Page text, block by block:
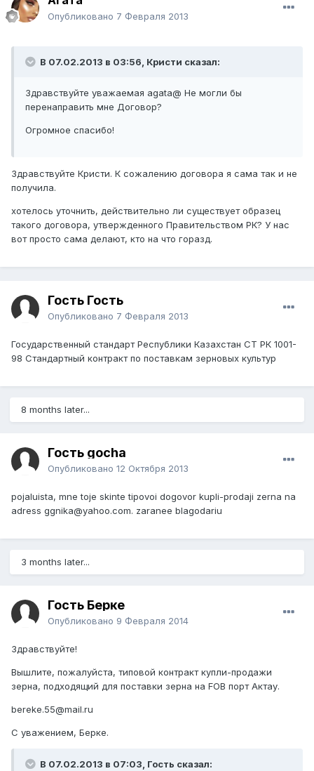
Опубликовано 7 Февраля 2013
В 07.02.2013 в 03:56, Кристи сказал:
Здравствуйте уважаемая agata@ Не могли бы
перенаправить мне Договор?
Огромное спасибо!
Здравствуйте Кристи. К сожалению договора я сама так и не
получила.
хотелось уточнить, действительно ли существует образец
такого договора, утвержденного Правительством РК? У нас
вот просто сама делают, кто на что горазд.
Гость Гость
Опубликовано 7 Февраля 2013
Государственный стандарт Республики Казахстан СТ РК 1001-
98 Стандартный контракт по поставкам зерновых культур
8 months later...
Гость gocha
Опубликовано 12 Октября 2013
pojaluista, mne toje skinte tipovoi dogovor kupli-prodaji zerna na
adress ggnika@yahoo.com. zaranee blagodariu
3 months later...
Гость Берке
Опубликовано 9 Февраля 2014
Здравствуйте!
Вышлите, пожалуйста, типовой контракт купли-продажи
зерна, подходящий для поставки зерна на FOB порт Актау.
bereke.55@mail.ru
С уважением, Берке.
В 07.02.2013 в 07:03, Гость сказал: